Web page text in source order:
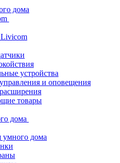
дома
устройства
и оповещения
товары
дома
умного дома